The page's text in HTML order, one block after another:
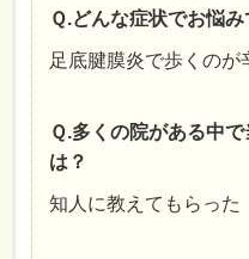
Ｑ.どんな症状でお悩み
足底腱膜炎で歩くのが
Ｑ.多くの院がある中
は？
知人に教えてもらった